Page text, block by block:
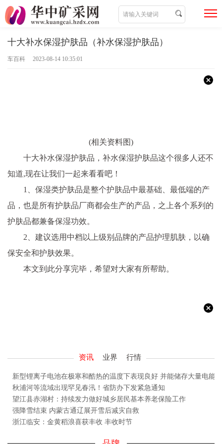
十大补水保湿护肤品（补水保湿护肤品）
车百科 2023-08-14 10:35:01
(相关资料图)
十大补水保湿护肤品，补水保湿护肤品这个很多人还不
知道,现在让我们一起来看看吧！
1、保湿类护肤品是整个护肤品中最基础、最低端的产
品，也是所有护肤品厂商都会生产的产品，之上各个系列的
护肤品都兼备保湿功效。
2、建议选用中档以上级别品牌的产品护理肌肤，以确
保安全和护肤效果。
本文到此分享完毕，希望对大家有所帮助。
资讯 业界 行情
新型锂离子电池在极寒和酷热的温度下表现良好 并能储存大量电能
秋浦河等流域出现罕见春汛！省防办下发紧急通知
望江县赤湖村：持续发力做好城乡居民基本养老保险工作
强降雪结束 内蒙古通辽展开雪后减灾自救
浙江临安：金黄稻浪喜获丰收 丰收时节